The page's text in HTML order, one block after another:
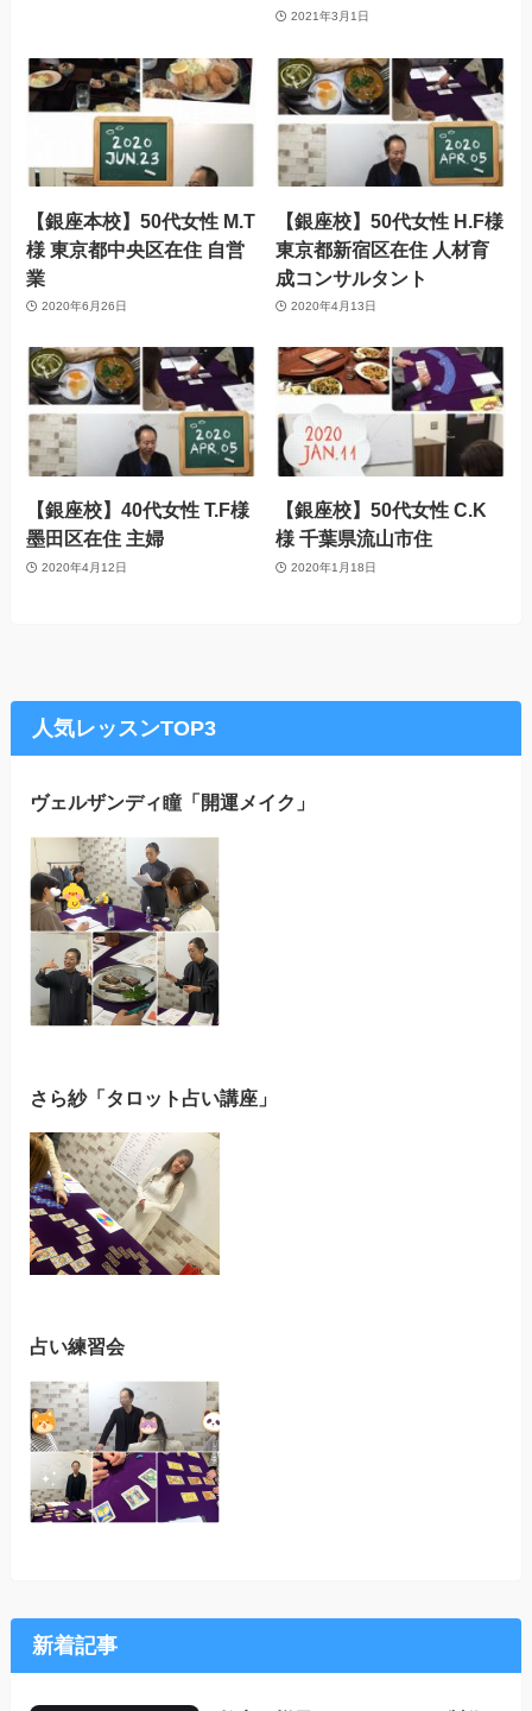
2021年3月1日
【銀座本校】50代女性 M.T
様 東京都中央区在住 自営
業
2020年6月26日
【銀座校】50代女性 H.F様
東京都新宿区在住 人材育
成コンサルタント
2020年4月13日
【銀座校】40代女性 T.F様
墨田区在住 主婦
2020年4月12日
【銀座校】50代女性 C.K
様 千葉県流山市住
2020年1月18日
人気レッスンTOP3
ヴェルザンディ瞳「開運メイク」
さら紗「タロット占い講座」
占い練習会
新着記事